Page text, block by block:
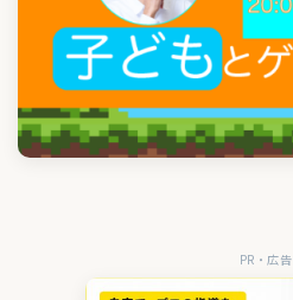
PR・広告